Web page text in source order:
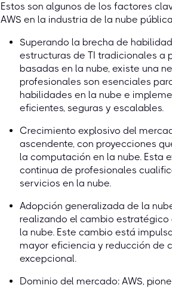
Estos son algunos de los factores
AWS en la industria de la nube
Superando la brecha de
estructuras de TI tradicionales
basadas en la nube, existe una
profesionales son esenciales
habilidades en la nube e
eficientes, seguras y escalables.
Crecimiento explosivo del
ascendente, con proyecciones
la computación en la nube. Esta
continua de profesionales
servicios en la nube.
Adopción generalizada de la
realizando el cambio
la nube. Este cambio está
mayor eficiencia y reducción de
excepcional.
Dominio del mercado: AWS,